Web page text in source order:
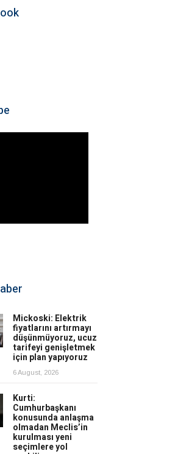
Mickoski: Elektrik
fiyatlarını artırmayı
düşünmüyoruz, ucuz
tarifeyi genişletmek
için plan yapıyoruz
6 August, 2026
Kurti:
Cumhurbaşkanı
konusunda anlaşma
olmadan Meclis’in
kurulması yeni
seçimlere yol